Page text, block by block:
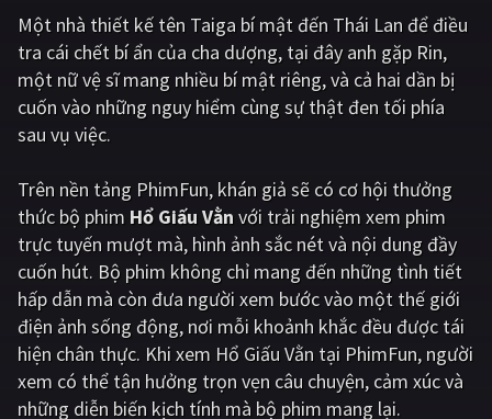
Kinh dị Tội phạm - Hình sự
Phiêu lưu Hài hước
Viễn tưởng
Hoạt hình Thể thao
Tình cảm - Lãng mạn Kỳ ảo
Giật gân Gia đình
Bí ẩn Lịch sử
Viễn Tây Tiểu sử
GameShow DramaTV
Một nhà thiết kế tên Taiga bí mật đến Thái Lan để điều
tra cái chết bí ẩn của cha dượng, tại đây anh gặp Rin,
một nữ vệ sĩ mang nhiều bí mật riêng, và cả hai dần bị
cuốn vào những nguy hiểm cùng sự thật đen tối phía
sau vụ việc.
Trên nền tảng PhimFun, khán giả sẽ có cơ hội thưởng
thức bộ phim Hổ Giấu Vằnvới trải nghiệm xem phim
trực tuyến mượt mà, hình ảnh sắc nét và nội dung đầy
cuốn hút. Bộ phim không chỉ mang đến những tình tiết
hấp dẫn mà còn đưa người xem bước vào một thế giới
điện ảnh sống động, nơi mỗi khoảnh khắc đều được tái
hiện chân thực. Khi xem Hổ Giấu Vằn tại PhimFun, người
xem có thể tận hưởng trọn vẹn câu chuyện, cảm xúc và
những diễn biến kịch tính mà bộ phim mang lại.